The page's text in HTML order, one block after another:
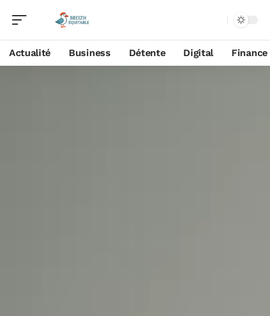
Actualité Business Détente Digital Finance